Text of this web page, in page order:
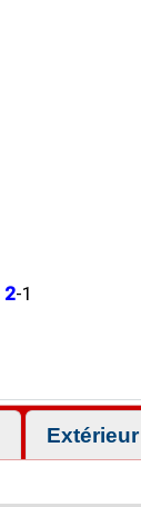
2-1
Extérieur